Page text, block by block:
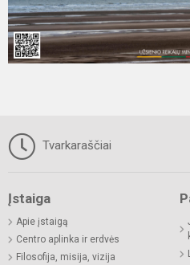
Tvarkaraščiai
Įstaiga
Apie įstaigą
Centro aplinka ir erdvės
Filosofija, misija, vizija